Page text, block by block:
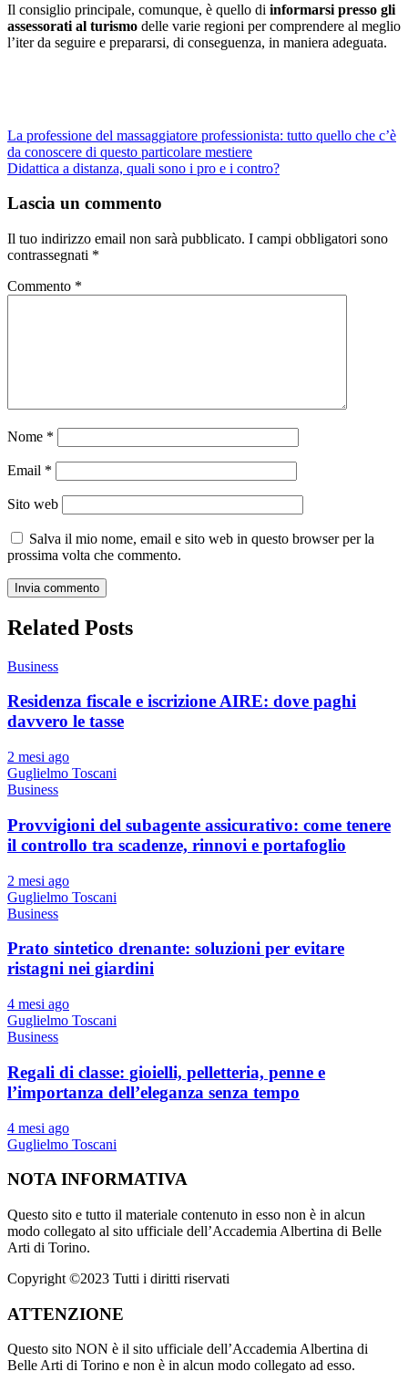
Il consiglio principale, comunque, è quello di informarsi presso gli
assessorati al turismo delle varie regioni per comprendere al meglio
l’iter da seguire e prepararsi, di conseguenza, in maniera adeguata.
Navigazione
articoli
La professione del massaggiatore professionista: tutto quello che c’è
da conoscere di questo particolare mestiere
Didattica a distanza, quali sono i pro e i contro?
Lascia un commento
Il tuo indirizzo email non sarà pubblicato. I campi obbligatori sono
contrassegnati *
Commento *
Nome *
Email *
Sito web
Salva il mio nome, email e sito web in questo browser per la
prossima volta che commento.
Related Posts
Business
Residenza fiscale e iscrizione AIRE: dove paghi
davvero le tasse
2 mesi ago
Guglielmo Toscani
Business
Provvigioni del subagente assicurativo: come tenere
il controllo tra scadenze, rinnovi e portafoglio
2 mesi ago
Guglielmo Toscani
Business
Prato sintetico drenante: soluzioni per evitare
ristagni nei giardini
4 mesi ago
Guglielmo Toscani
Business
Regali di classe: gioielli, pelletteria, penne e
l’importanza dell’eleganza senza tempo
4 mesi ago
Guglielmo Toscani
NOTA INFORMATIVA
Questo sito e tutto il materiale contenuto in esso non è in alcun
modo collegato al sito ufficiale dell’Accademia Albertina di Belle
Arti di Torino.
Copyright ©2023 Tutti i diritti riservati
ATTENZIONE
Questo sito NON è il sito ufficiale dell’Accademia Albertina di
Belle Arti di Torino e non è in alcun modo collegato ad esso.